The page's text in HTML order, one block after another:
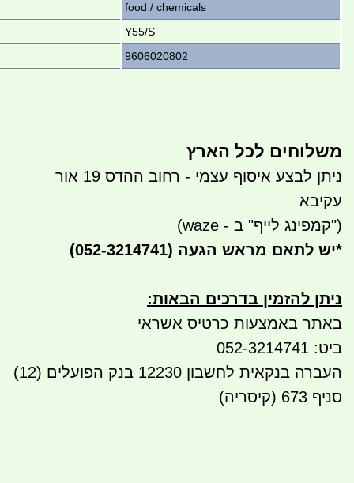
food / chemicals
Y55/S
9606020802
משלוחים לכל הארץ
ניתן לבצע איסוף עצמי - רחוב ההדס 19 אור
עקיבא
("קמפינג לייף" ב - waze)
*יש לתאם מראש הגעה (052-3214741)
ניתן להזמין בדרכים הבאות:
באתר באמצעות כרטיס אשראי
ביט: 052-3214741
העברה בנקאית לחשבון 12230 בנק הפועלים (12)
סניף 673 (קיסריה)